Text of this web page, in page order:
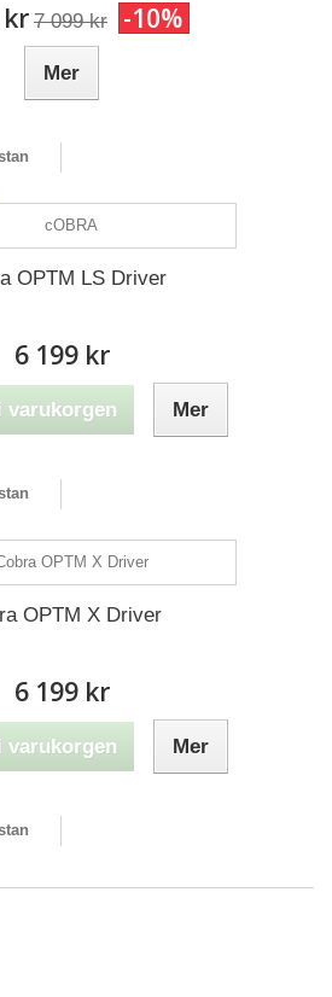
kr 7 099 kr -10%
Mer
OPTM LS Driver
6 199 kr
varukorgen Mer
OPTM X Driver
6 199 kr
varukorgen Mer